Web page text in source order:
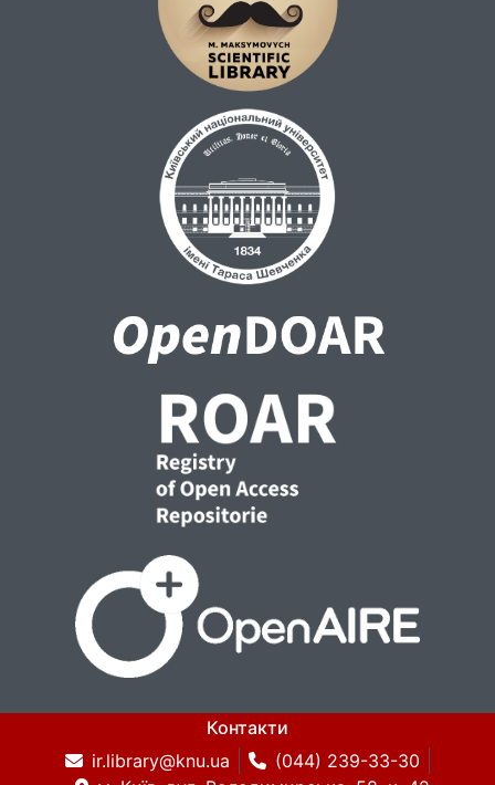
Контакти
ir.library@knu.ua
(044) 239-33-30